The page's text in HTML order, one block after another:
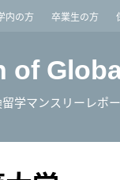
内の方 卒業生の方
of
学マンスリーレポ